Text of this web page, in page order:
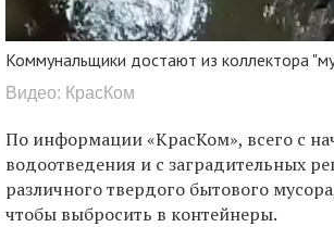
Коммунальщики достают из коллектора
Видео: КрасКом
По информации «КрасКом», всего с
водоотведения и с заградительных
различного твердого бытового
чтобы выбросить в контейнеры.